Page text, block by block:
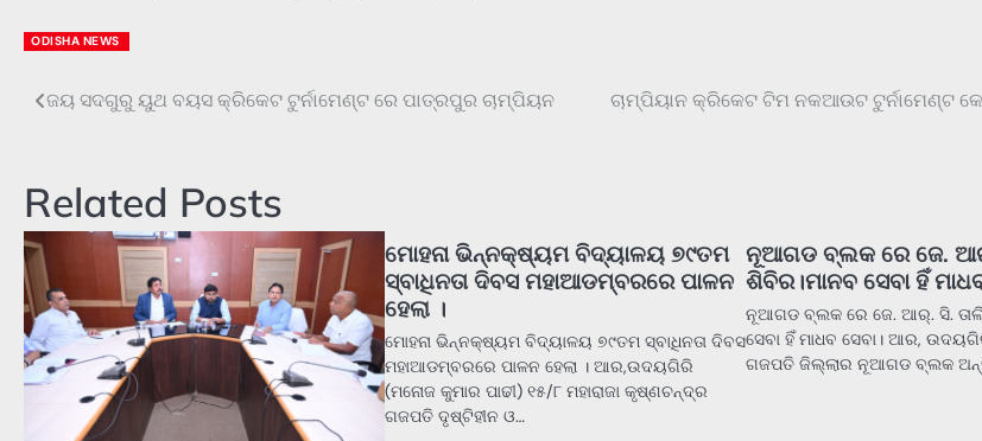
ODISHA NEWS
Post
ଜୟ ସଦଗୁରୁ ୟୁଥ ବୟସ କ୍ରିକେଟ ଟୁର୍ନାମେଣ୍ଟ ରେ ପାତ୍ରପୁର ଚାମ୍ପିୟନ
ଚାମ୍ପିୟାନ କ୍ରିକେଟ ଟିମ ନକଆଉଟ ଟୁର୍ନାମେଣ୍ଟ
Related Posts
ମୋହନା ଭିନ୍ନକ୍ଷ୍ୟମ ବିଦ୍ୟାଳୟ ୭୯ତମ
ସ୍ବାଧିନତା ଦିବସ ମହାଆଡମ୍ବରରେ ପାଳନ
ହେଲା ।
ମୋହନା ଭିନ୍ନକ୍ଷ୍ୟମ ବିଦ୍ୟାଳୟ ୭୯ତମ ସ୍ବାଧିନତା ଦିବସ
ମହାଆଡମ୍ବରରେ ପାଳନ ହେଲା । ଆର,ଉଦୟଗିରି
(ମନୋଜ କୁମାର ପାଢୀ) ୧୫/୮ ମହାରାଜା କୃଷ୍ଣଚନ୍ଦ୍ର
ଗଜପତି ଦୃଷ୍ଟିହୀନ ଓ…
ନୂଆଗଡ ବ୍ଲକ ରେ ଜେ.
ଶିବିର।ମାନବ ସେବା ହିଁ
ନୂଆଗଡ ବ୍ଲକ ରେ ଜେ. ଆର୍. ସି.
ସେବା ହିଁ ମାଧବ ସେବା। ଆର,
ଗଜପତି ଜିଲ୍ଲାର ନୂଆଗଡ ବ୍ଲକ